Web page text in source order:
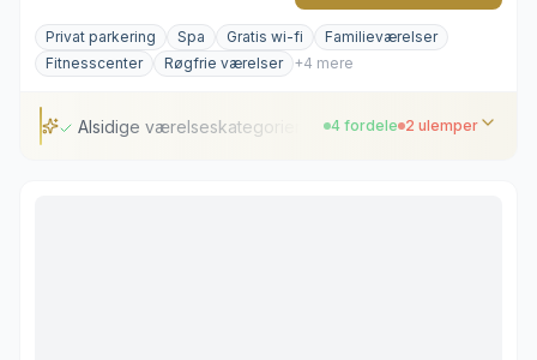
Privat parkering Spa Gratis wi-fi
Familieværelser
Fitnesscenter
Røgfrie værelser +4 mere
Alsidige værelseskategorier 4 fordele 2 ulemper